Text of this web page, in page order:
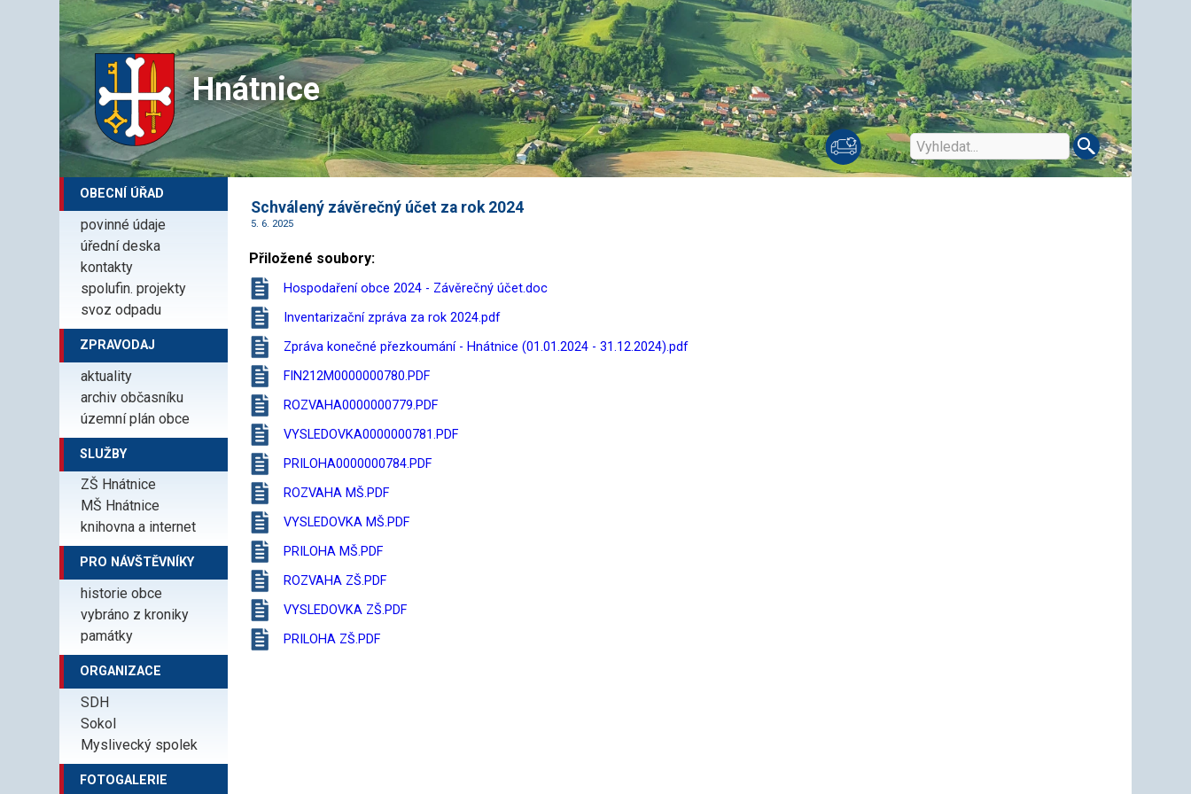
Hnátnice
OBECNÍ ÚŘAD
povinné údaje
úřední deska
kontakty
spolufin. projekty
svoz odpadu
ZPRAVODAJ
aktuality
archiv občasníku
územní plán obce
SLUŽBY
ZŠ Hnátnice
MŠ Hnátnice
knihovna a internet
PRO NÁVŠTĚVNÍKY
historie obce
vybráno z kroniky
památky
ORGANIZACE
SDH
Sokol
Myslivecký spolek
FOTOGALERIE
Schválený závěrečný účet za rok 2024
5. 6. 2025
Přiložené soubory:
Hospodaření obce 2024 - Závěrečný účet.doc
Inventarizační zpráva za rok 2024.pdf
Zpráva konečné přezkoumání - Hnátnice (01.01.2024 - 31.12.2024).pdf
FIN212M0000000780.PDF
ROZVAHA0000000779.PDF
VYSLEDOVKA0000000781.PDF
PRILOHA0000000784.PDF
ROZVAHA MŠ.PDF
VYSLEDOVKA MŠ.PDF
PRILOHA MŠ.PDF
ROZVAHA ZŠ.PDF
VYSLEDOVKA ZŠ.PDF
PRILOHA ZŠ.PDF